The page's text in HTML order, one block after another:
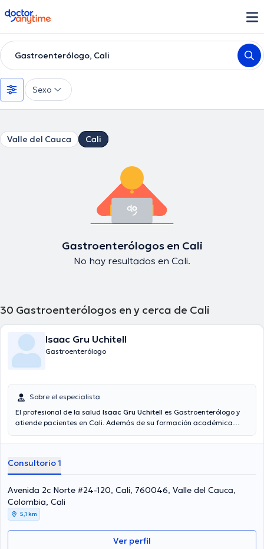
doctoranytime
Gastroenterólogo, Cali
Sexo
Valle del Cauca Cali
Gastroenterólogos en Cali
No hay resultados en Cali.
30 Gastroenterólogos en y cerca de Cali
Isaac Gru Uchitell
Gastroenterólogo
Sobre el especialista
El profesional de la salud Isaac Gru Uchitell es Gastroenterólogo y
atiende pacientes en Cali. Además de su formación académica
especialidad. El Dr. tiene numerosos años de experiencia laboral en
miembro de diversas asociaciones médicas. Isaac Gru Uchitell ha
intervenido en cuantiosas conferencias con el fin de tener una
formación continua en su disciplina de especialización y ha
compartido diferentes ediciones. Español es el idioma principal que
maneja el especialista.
Consultorio 1
Avenida 2c Norte #24-120, Cali, 760046, Valle del Cauca,
Colombia, Cali
5,1 km
Ver perfil